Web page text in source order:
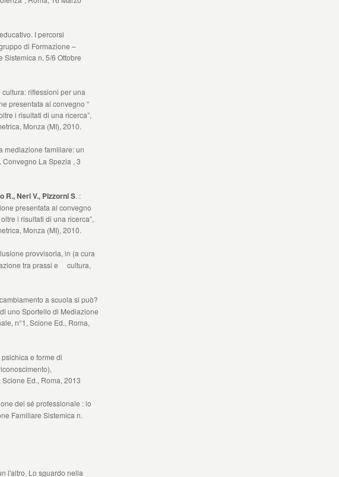
I percorsi
di Formazione –
Sistemica n. 5/6 Ottobre
riflessioni per una
presentata al convegno “
i risultati di una ricerca”,
Monza (MI), 2010.
mediazione familiare: un
La Spezia , 3
R., Neri V., Pizzorni S. :
presentata al convegno
i risultati di una ricerca”,
Monza (MI), 2010.
provvisoria, in (a cura
tra prassi e cultura,
a scuola si può?
uno Sportello di Mediazione
n°1, Scione Ed., Roma,
e forme di
Ed., Roma, 2013
del sé professionale : lo
Familiare Sistemica n.
l'altro. Lo sguardo nella